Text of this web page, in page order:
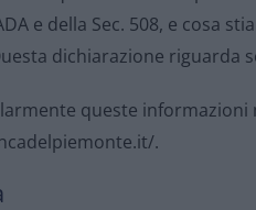
e della Sec. 508, e cosa
dichiarazione
queste
.